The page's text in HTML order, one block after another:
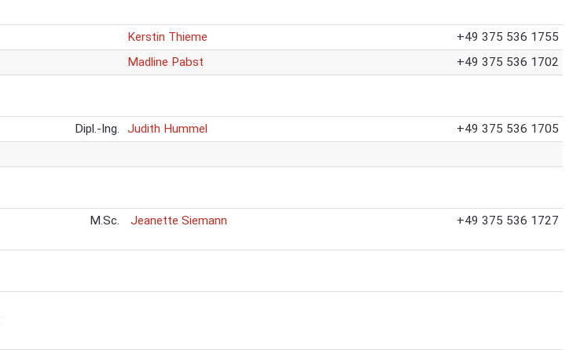
Kerstin Thieme
+49 375 536 1755
Madline Pabst
+49 375 536 1702
Dipl.-Ing. Judith Hummel
+49 375 536 1705
M.Sc. Jeanette Siemann +49 375 536 1727